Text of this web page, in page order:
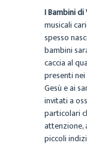
I Bambini
musicali
spesso
bambini
caccia al
presenti
Gesù e ai
invitati a
particolari
attenzione,
piccoli